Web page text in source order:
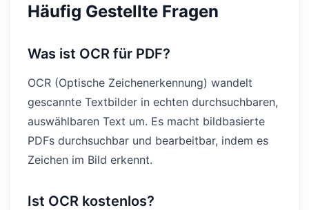
Häufig Gestellte Fragen
Was ist OCR für PDF?
OCR (Optische Zeichenerkennung) wandelt
gescannte Textbilder in echten durchsuchbaren,
auswählbaren Text um. Es macht bildbasierte
PDFs durchsuchbar und bearbeitbar, indem es
Zeichen im Bild erkennt.
Ist OCR kostenlos?